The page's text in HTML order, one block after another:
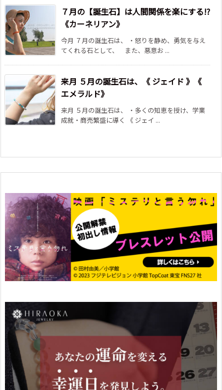
７月の【誕生石】は人間関係を楽にする!?
《カーネリアン》
今月 ７月の誕生石は、 ・怒りを静め、勇気を与え
てくれる石として、 また、悪意お ...
来月 ５月の誕生石は、《 ジェイド 》《
エメラルド》
来月 ５月の誕生石は、 ・多くの知恵を授け、学業
成就・商売繁盛に導く 《 ジェイ ...